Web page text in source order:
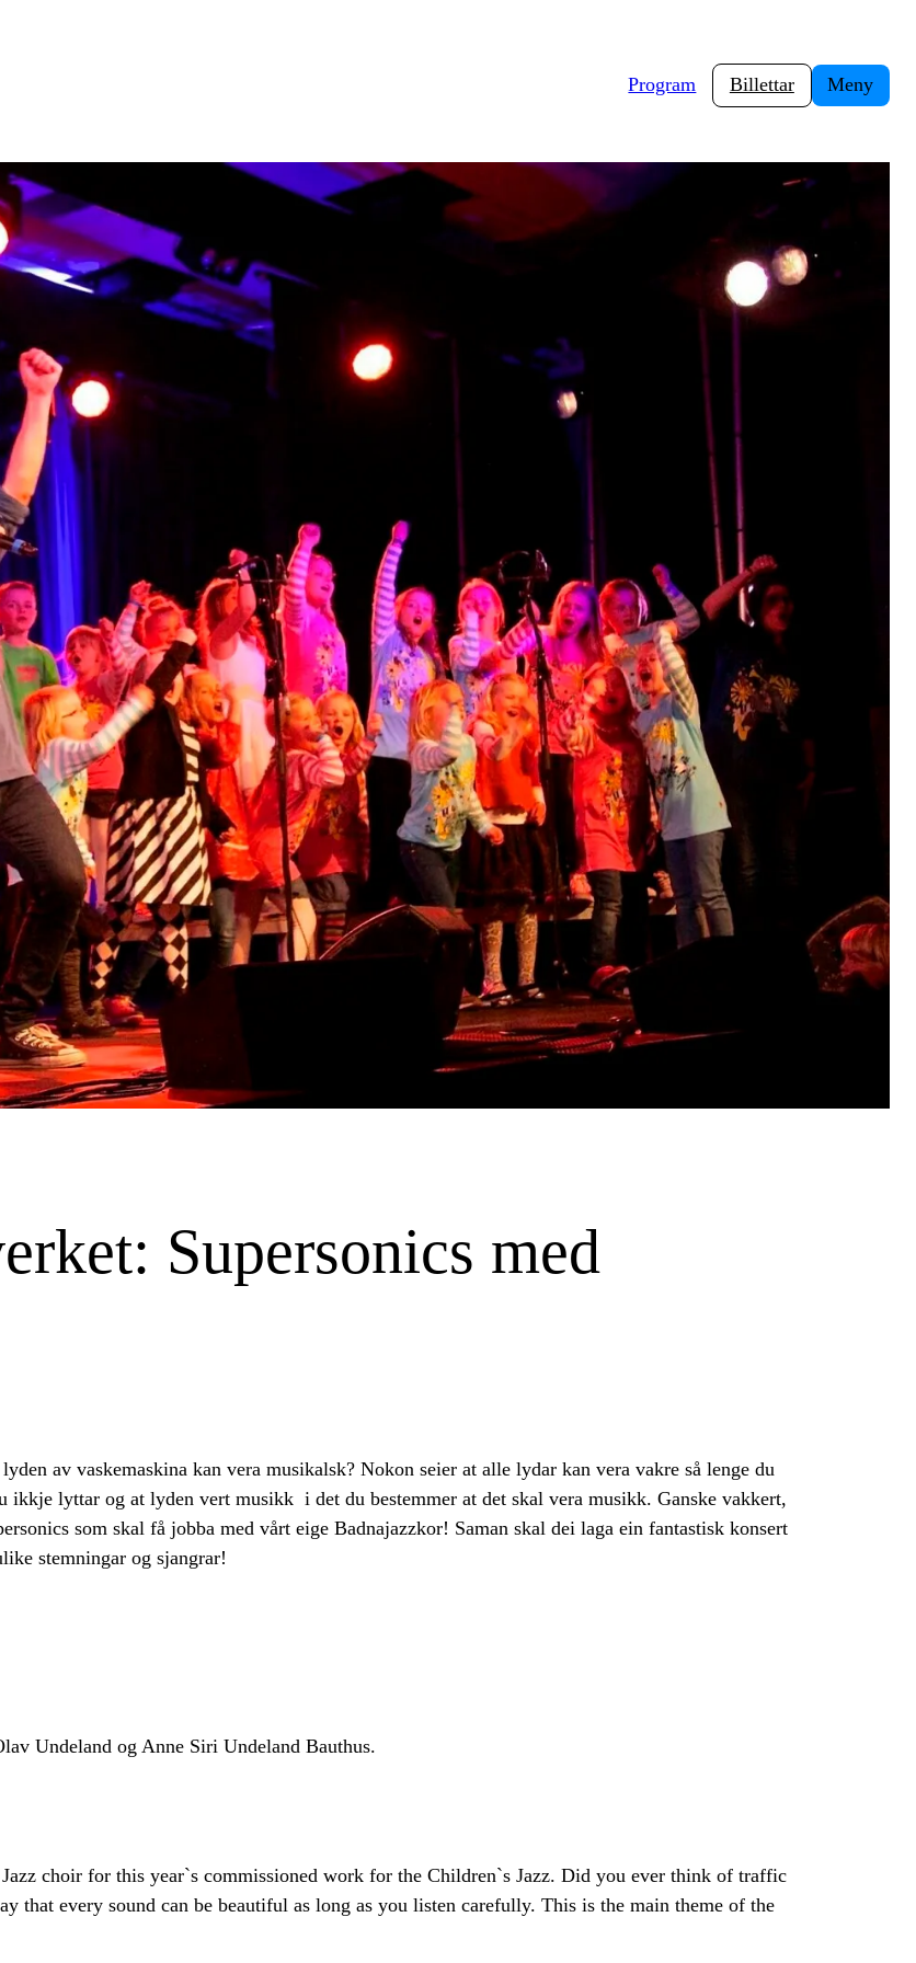
Program Billettar Meny
Supersonics med
av vaskemaskina kan vera musikalsk? Nokon seier at alle lydar kan vera vakre så lenge du
lyttar og at lyden vert musikk i det du bestemmer at det skal vera musikk. Ganske vakkert,
som skal få jobba med vårt eige Badnajazzkor! Saman skal dei laga ein fantastisk konsert
stemningar og sjangrar!
Undeland og Anne Siri Undeland Bauthus.
choir for this year`s commissioned work for the Children`s Jazz. Did you ever think of traffic
that every sound can be beautiful as long as you listen carefully. This is the main theme of the